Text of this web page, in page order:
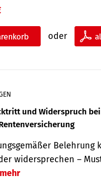
oder
und Widerspruch bei
Belehrung
widersprechen –
mehr